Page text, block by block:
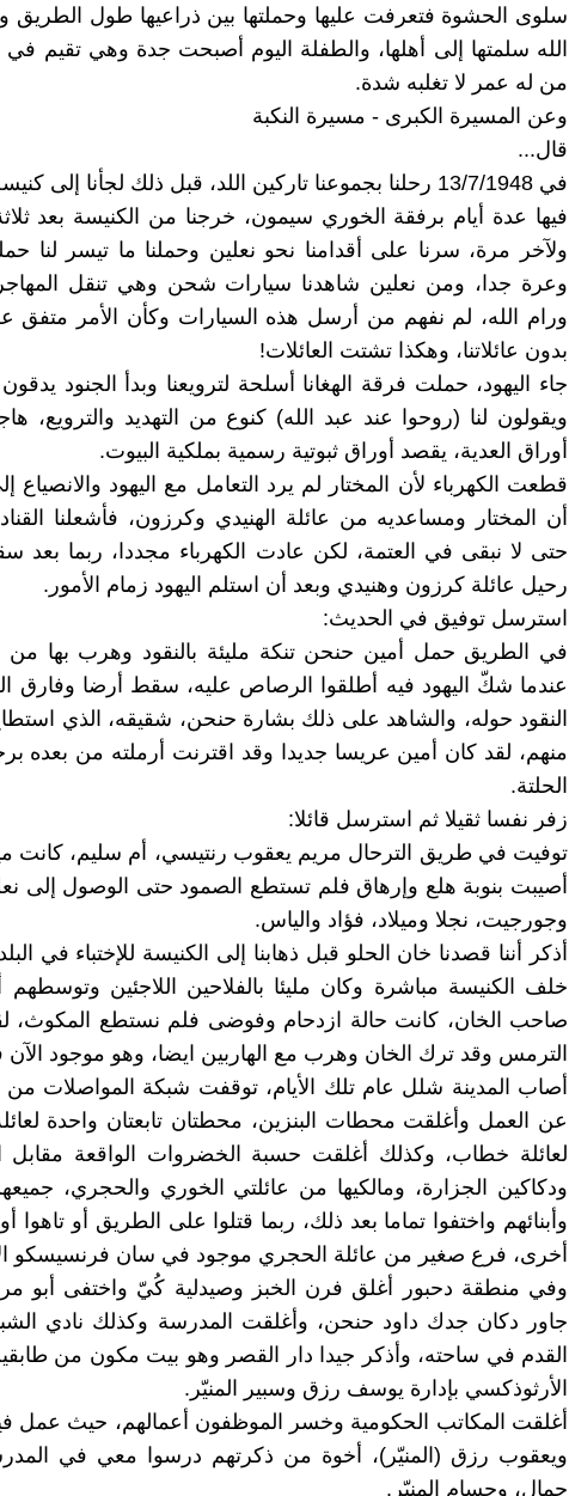
سلوى الحشوة فتعرفت عليها وحملتها بين ذراعيها طول الطريق
الله سلمتها إلى أهلها، والطفلة اليوم أصبحت جدة وهي تقيم
من له عمر لا تغلبه شدة.
وعن المسيرة الكبرى - مسيرة النكبة
قال...
في 13/7/1948 رحلنا بجموعنا تاركين اللد، قبل ذلك لجأنا إلى
فيها عدة أيام برفقة الخوري سيمون، خرجنا من الكنيسة بعد ثلاثة
ولآخر مرة، سرنا على أقدامنا نحو نعلين وحملنا ما تيسر لنا
وعرة جدا، ومن نعلين شاهدنا سيارات شحن وهي تنقل
ورام الله، لم نفهم من أرسل هذه السيارات وكأن الأمر متفق
بدون عائلاتنا، وهكذا تشتت العائلات!
جاء اليهود، حملت فرقة الهغانا أسلحة لترويعنا وبدأ الجنود
ويقولون لنا (روحوا عند عبد الله) كنوع من التهديد والترويع،
أوراق العدية، يقصد أوراق ثبوتية رسمية بملكية البيوت.
قطعت الكهرباء لأن المختار لم يرد التعامل مع اليهود والانصياع
حتى لا نبقى في العتمة، لكن عادت الكهرباء مجددا، ربما بعد
رحيل عائلة كرزون وهنيدي وبعد أن استلم اليهود زمام الأمور.
استرسل توفيق في الحديث:
في الطريق حمل أمين حنحن تنكة مليئة بالنقود وهرب بها من
عندما شكّ اليهود فيه أطلقوا الرصاص عليه، سقط أرضا وفارق
النقود حوله، والشاهد على ذلك بشارة حنحن، شقيقه، الذي
منهم، لقد كان أمين عريسا جديدا وقد اقترنت أرملته من بعده
الحلتة.
زفر نفسا ثقيلا ثم استرسل قائلا:
توفيت في طريق الترحال مريم يعقوب رنتيسي، أم سليم، كانت
أصيبت بنوبة هلع وإرهاق فلم تستطع الصمود حتى الوصول إلى
وجورجيت، نجلا وميلاد، فؤاد والياس.
أذكر أننا قصدنا خان الحلو قبل ذهابنا إلى الكنيسة للإختباء في
خلف الكنيسة مباشرة وكان مليئا بالفلاحين اللاجئين
صاحب الخان، كانت حالة ازدحام وفوضى فلم نستطع المكوث،
الترمس وقد ترك الخان وهرب مع الهاربين ايضا، وهو موجود الآن
أصاب المدينة شلل عام تلك الأيام، توقفت شبكة المواصلات
عن العمل وأغلقت محطات البنزين، محطتان تابعتان واحدة
لعائلة خطاب، وكذلك أغلقت حسبة الخضروات الواقعة مقابل
ودكاكين الجزارة، ومالكيها من عائلتي الخوري والحجري،
وأبنائهم واختفوا تماما بعد ذلك، ربما قتلوا على الطريق أو تاهوا
أخرى، فرع صغير من عائلة الحجري موجود في سان فرنسيسكو
وفي منطقة دحبور أغلق فرن الخبز وصيدلية كُيّ واختفى أبو
جاور دكان جدك داود حنحن، وأغلقت المدرسة وكذلك نادي
القدم في ساحته، وأذكر جيدا دار القصر وهو بيت مكون من
الأرثوذكسي بإدارة يوسف رزق وسبير المنيّر.
أغلقت المكاتب الحكومية وخسر الموظفون أعمالهم، حيث عمل
ويعقوب رزق (المنيّر)، أخوة من ذكرتهم درسوا معي في
جمال، وحسام المنيّر.